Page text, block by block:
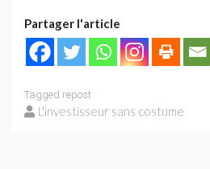
Partager l'article
Tagged repost
L'investisseur sans costume